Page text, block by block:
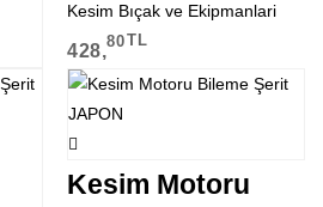
Kesim Bıçak ve Ekipmanlari
428,80TL
Kesim Motoru